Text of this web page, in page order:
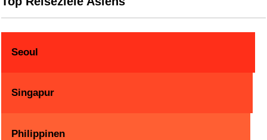
Seoul
Singapur
Philippinen